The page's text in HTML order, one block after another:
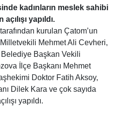
kadınların meslek sahibi
yapıldı.
kurulan Çatom’un
Milletvekili Mehmet Ali Cevheri,
Başkan Vekili
İlçe Başkanı Mehmet
Doktor Fatih Aksoy,
Dilek Kara ve çok sayıda
yapıldı.